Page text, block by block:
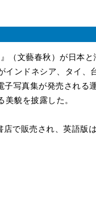
文藝春秋）が日本と
ンドネシア、タイ
写真集が発売される
貌を披露した。
で販売され、英語版は